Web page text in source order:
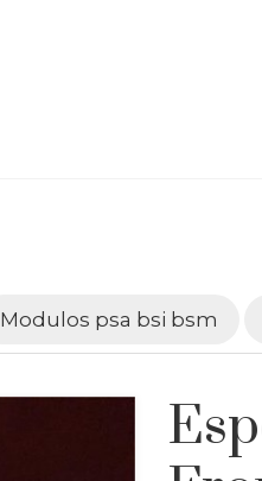
Modulos psa bsi bsm